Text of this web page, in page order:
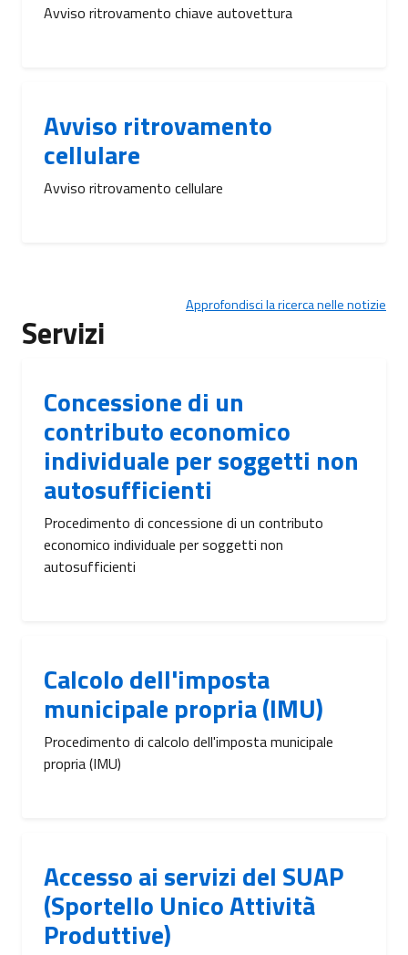
Avviso ritrovamento chiave autovettura
Avviso ritrovamento
cellulare
Avviso ritrovamento cellulare
Approfondisci la ricerca nelle notizie
Servizi
Concessione di un
contributo economico
individuale per soggetti non
autosufficienti
Procedimento di concessione di un contributo
economico individuale per soggetti non
autosufficienti
Calcolo dell'imposta
municipale propria (IMU)
Procedimento di calcolo dell'imposta municipale
propria (IMU)
Accesso ai servizi del SUAP
(Sportello Unico Attività
Produttive)